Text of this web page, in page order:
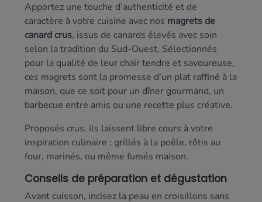
Apportez une touche d’authenticité et de
caractère à votre cuisine avec nos magrets de
canard crus, issus de canards élevés avec soin
selon la tradition du Sud-Ouest. Sélectionnés
pour la qualité de leur chair tendre et savoureuse,
ces magrets sont la promesse d’un plat raffiné à la
maison, que ce soit pour un dîner gourmand, un
barbecue entre amis ou une recette plus créative.
Proposés crus, ils laissent libre cours à votre
inspiration culinaire : grillés à la poêle, rôtis au
four, marinés, ou même fumés maison.
Conseils de préparation et dégustation
Avant cuisson, incisez la peau en croisillons sans